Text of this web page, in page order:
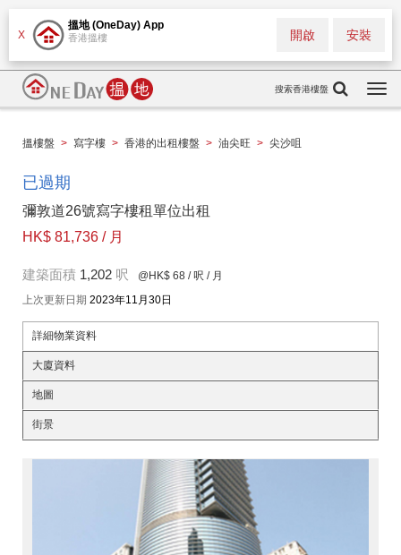
X
搵地 (OneDay) App
香港搵樓 安裝
開啟
搜索香港樓盤
搵樓盤 > 寫字樓 > 香港的出租樓盤 > 油尖旺 > 尖沙咀
已過期
彌敦道26號寫字樓租單位出租
HK$ 81,736 / 月
建築面積 1,202 呎 @HK$ 68 / 呎 / 月
上次更新日期 2023年11月30日
詳細物業資料
大廈資料
地圖
街景